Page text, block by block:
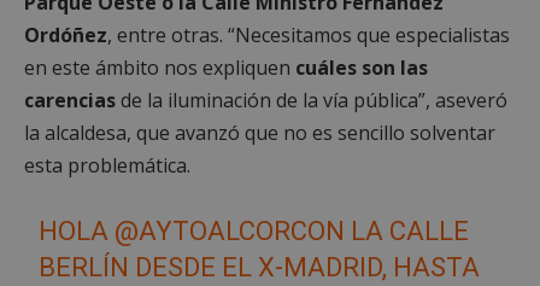
Ordóñez, entre otras. “Necesitamos que especialistas
en este ámbito nos expliquen cuáles son las
carenciasde la iluminación de la vía pública”, aseveró
la alcaldesa, que avanzó que no es sencillo solventar
esta problemática.
HOLA @AYTOALCORCON LA CALLE
BERLÍN DESDE EL X-MADRID, HASTA